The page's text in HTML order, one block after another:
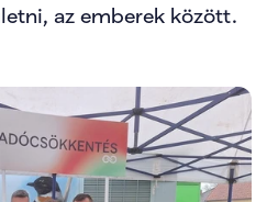
az emberek között.